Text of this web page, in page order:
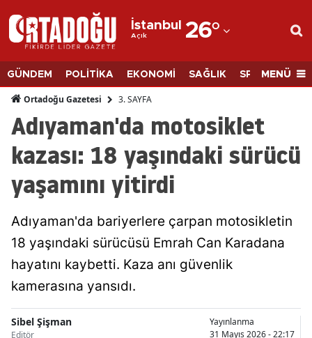
İstanbul
Açık 26°
Adana
Adıyaman
Afyonkarahisar
Ağrı
Amasya
Ankara
Artvin
Aydın
GÜNDEM POLİTİKA EKONOMİ SAĞLIK SPORMENÜ
Ortadoğu Gazetesi 3. SAYFA
Adıyaman'da motosiklet
kazası: 18 yaşındaki sürücü
yaşamını yitirdi
Adıyaman'da bariyerlere çarpan motosikletin
18 yaşındaki sürücüsü Emrah Can Karadana
hayatını kaybetti. Kaza anı güvenlik
kamerasına yansıdı.
Sibel Şişman
Editör
Yayınlanma
31 Mayıs 2026 - 22:17